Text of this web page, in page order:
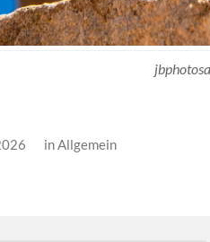
inAllgemein